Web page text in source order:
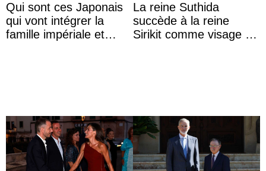
Qui sont ces Japonais
qui vont intégrer la
famille impériale et
La reine Suthida
succède à la reine
Sirikit comme visage de